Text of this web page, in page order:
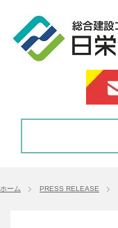
ホーム PRESS RELEASE